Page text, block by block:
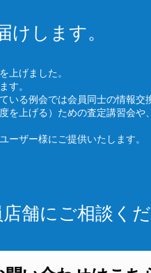
します。
上げました。
す。
る例会では会員同士の情報交
を上げる）ための査定講習会
ザー様にご提供いたします。
舗にご相談くだ